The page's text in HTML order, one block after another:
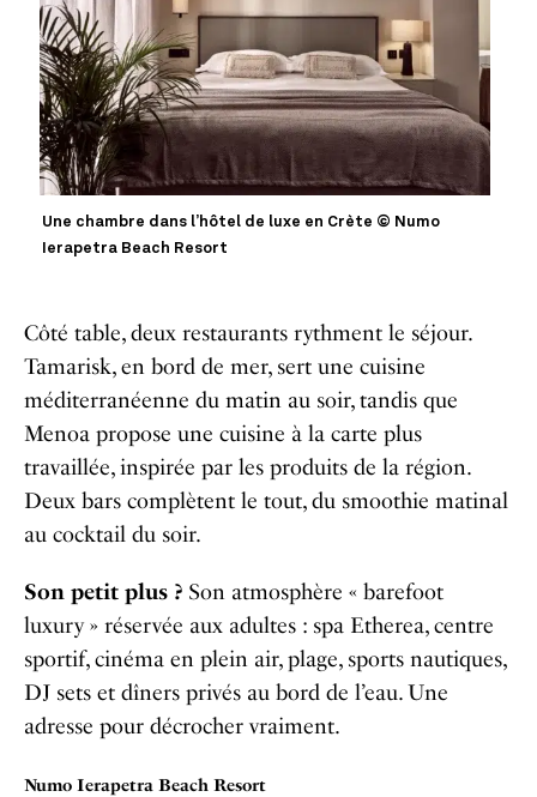
Une chambre dans l’hôtel de luxe en Crète © Numo
Ierapetra Beach Resort
Côté table, deux restaurants rythment le séjour.
Tamarisk, en bord de mer, sert une cuisine
méditerranéenne du matin au soir, tandis que
Menoa propose une cuisine à la carte plus
travaillée, inspirée par les produits de la région.
Deux bars complètent le tout, du smoothie matinal
au cocktail du soir.
Son petit plus ? Son atmosphère « barefoot
luxury » réservée aux adultes : spa Etherea, centre
sportif, cinéma en plein air, plage, sports nautiques,
DJ sets et dîners privés au bord de l’eau. Une
adresse pour décrocher vraiment.
Numo Ierapetra Beach Resort